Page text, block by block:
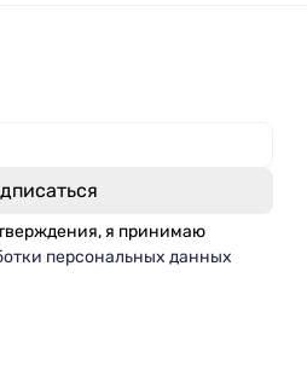
я принимаю
персональных данных